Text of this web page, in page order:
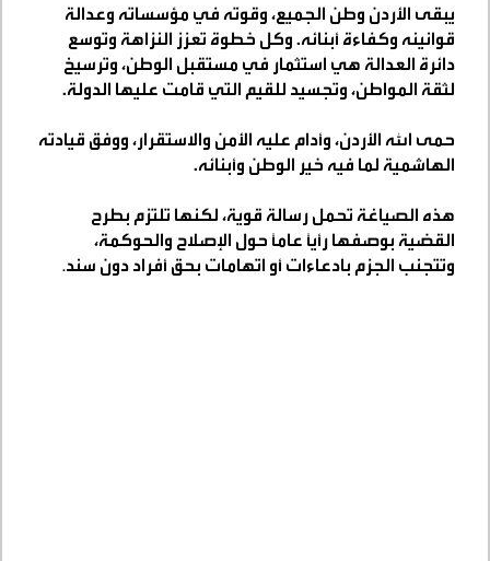
يبقى الأردن وطن الجميع، وقوته في مؤسساته وعدالة
قوانينه وكفاءة أبنائه. وكل خطوة تعزز النزاهة وتوسع
دائرة العدالة هي استثمار في مستقبل الوطن، وترسيخ
لثقة المواطن، وتجسيد للقيم التي قامت عليها الدولة.
حمى الله الأردن، وأدام عليه الأمن والاستقرار، ووفق قيادته
الهاشمية لما فيه خير الوطن وأبنائه.
هذه الصياغة تحمل رسالة قوية، لكنها تلتزم بطرح
القضية بوصفها رأيًا عامًا حول الإصلاح والحوكمة،
وتتجنب الجزم بادعاءات أو اتهامات بحق أفراد دون سند.